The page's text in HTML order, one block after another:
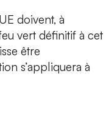
doivent, à
vert définitif à cet
être
s’appliquera à